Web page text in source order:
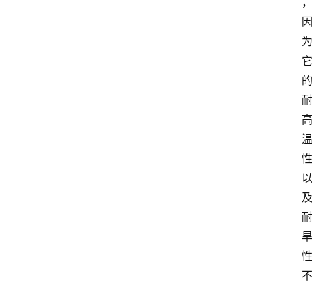
因
为
它
的
耐
高
温
性
以
及
耐
旱
性
不